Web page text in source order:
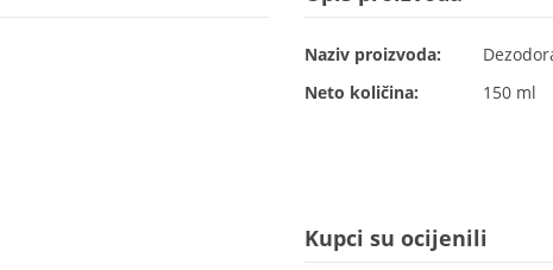
Naziv proizvoda:
Neto količina:
150 ml
Kupci su ocijenili